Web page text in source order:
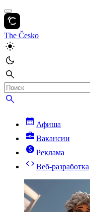
The Česko
Афиша
Вакансии
Реклама
Веб-разработка